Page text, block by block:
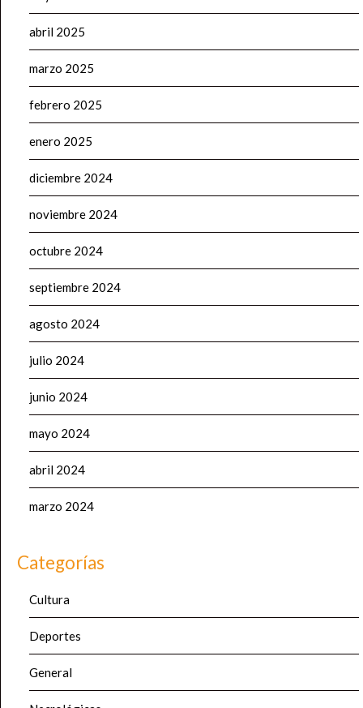
abril 2025
marzo 2025
febrero 2025
enero 2025
diciembre 2024
noviembre 2024
octubre 2024
septiembre 2024
agosto 2024
julio 2024
junio 2024
mayo 2024
abril 2024
marzo 2024
Categorías
Cultura
Deportes
General